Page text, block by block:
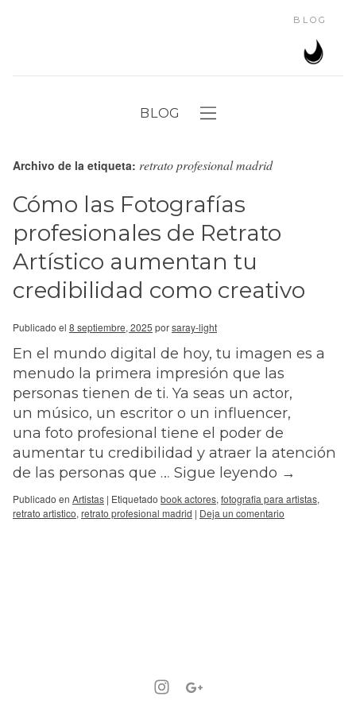
BLOG
BLOG
Archivo de la etiqueta: retrato profesional madrid
Cómo las Fotografías
profesionales de Retrato
Artístico aumentan tu
credibilidad como creativo
Publicado el 8 septiembre, 2025 porsaray-light
En el mundo digital de hoy, tu imagen es a
menudo la primera impresión que las
personas tienen de ti. Ya seas un actor,
un músico, un escritor o un influencer,
una foto profesional tiene el poder de
aumentar tu credibilidad y atraer la atención
de las personas que … Sigue leyendo →
Publicado en Artistas | Etiquetado book actores, fotografia para artistas,
retrato artistico, retrato profesional madrid | Deja un comentario